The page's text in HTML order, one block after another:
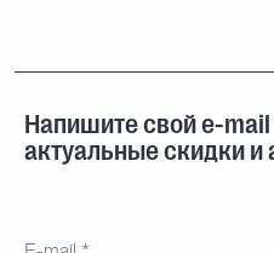
Напишите свой e-mail
актуальные скидки и